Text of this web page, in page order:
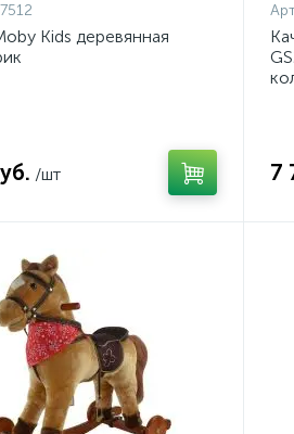
Kids деревянная
/шт 7